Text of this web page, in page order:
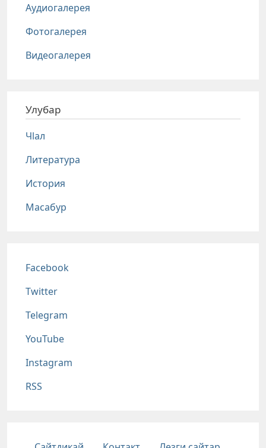
Аудиогалерея
Фотогалерея
Видеогалерея
Улубар
Чlал
Литература
История
Масабур
Соц сети
Facebook
Twitter
Telegram
YouTube
Instagram
RSS
Подвал